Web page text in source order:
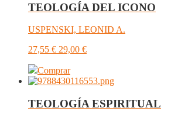
TEOLOGÍA DEL ICONO
USPENSKI, LEONID A.
27,55 € 29,00 €
Comprar
TEOLOGÍA ESPIRITUAL